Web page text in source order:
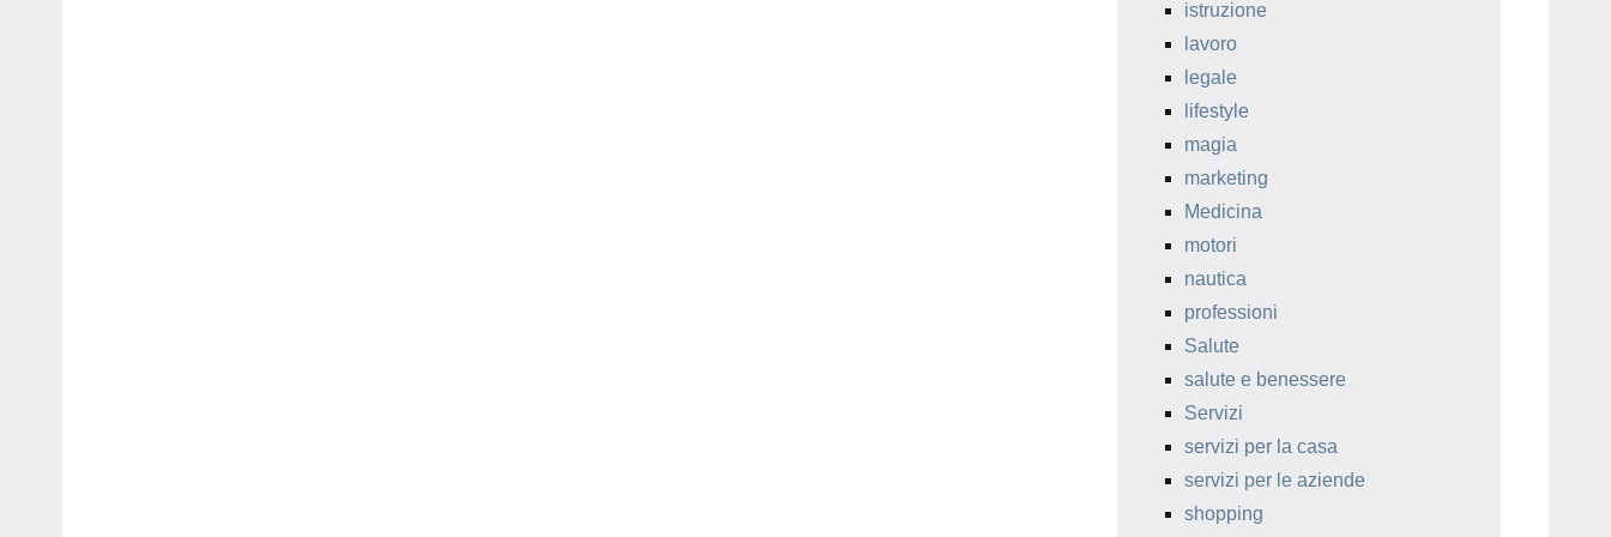
istruzione
lavoro
legale
lifestyle
magia
marketing
Medicina
motori
nautica
professioni
Salute
salute e benessere
Servizi
servizi per la casa
servizi per le aziende
shopping